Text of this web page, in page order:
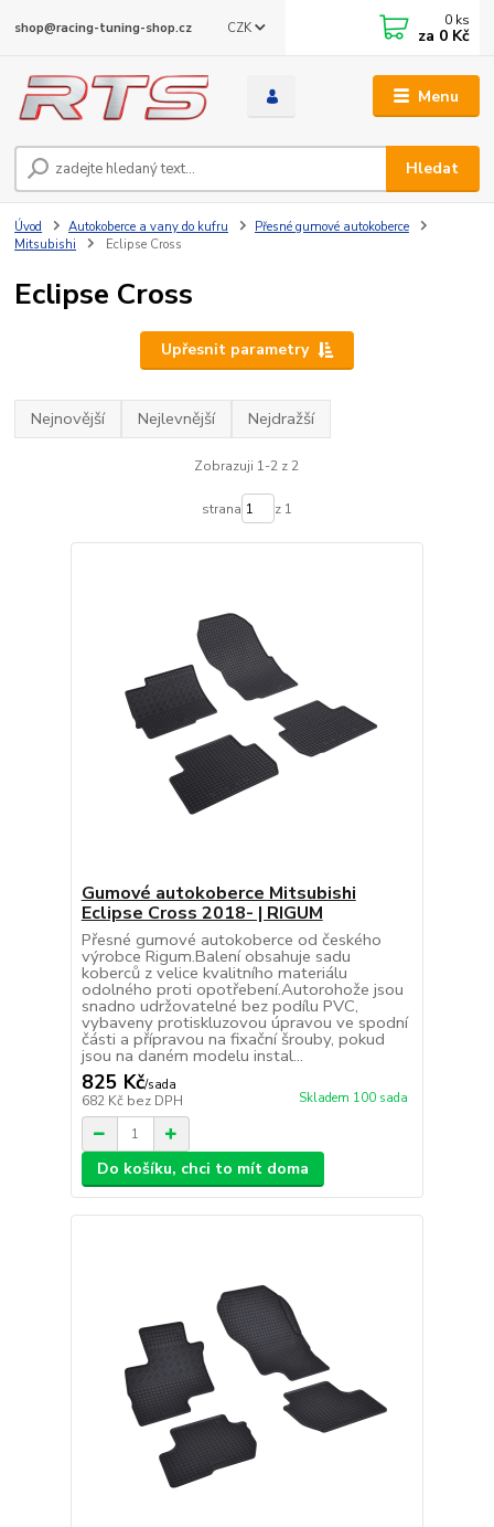
Menu
CZK
Hledat
shop@racing-tuning-shop.cz 0 ks
za 0 Kč
Úvod Autokoberce a vany do kufru
Přesné gumové autokoberce
Mitsubishi
Eclipse Cross
Eclipse Cross
Upřesnit parametry
Nejnovější Nejlevnější Nejdražší
Zobrazuji 1-2 z 2
strana z 1
Gumové autokoberce Mitsubishi
Eclipse Cross 2018- | RIGUM
Přesné gumové autokoberce od českého
výrobce Rigum.Balení obsahuje sadu
koberců z velice kvalitního materiálu
odolného proti opotřebení.Autorohože jsou
snadno udržovatelné bez podílu PVC,
vybaveny protiskluzovou úpravou ve spodní
části a přípravou na fixační šrouby, pokud
jsou na daném modelu instal...
825 Kč/sada
682 Kč bez DPH Skladem 100 sada
Do košíku, chci to mít doma